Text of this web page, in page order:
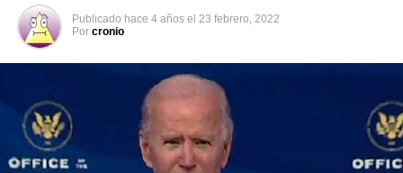
Publicado hace 4 años el 23 febrero, 2022
Por cronio